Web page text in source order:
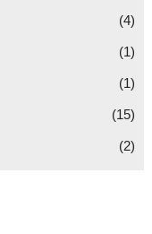
(4)
(1)
(1)
(15)
(2)